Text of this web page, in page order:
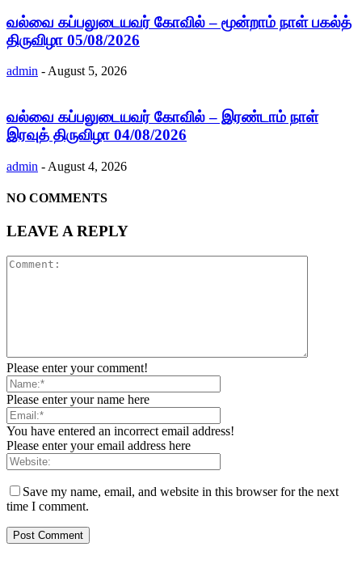
வல்வை கப்பலுடையவர் கோவில் – மூன்றாம் நாள் பகல்த்
திருவிழா 05/08/2026
admin - August 5, 2026
வல்வை கப்பலுடையவர் கோவில் – இரண்டாம் நாள்
இரவுத் திருவிழா 04/08/2026
admin - August 4, 2026
NO COMMENTS
LEAVE A REPLY
Please enter your comment!
Please enter your name here
You have entered an incorrect email address!
Please enter your email address here
Save my name, email, and website in this browser for the next
time I comment.